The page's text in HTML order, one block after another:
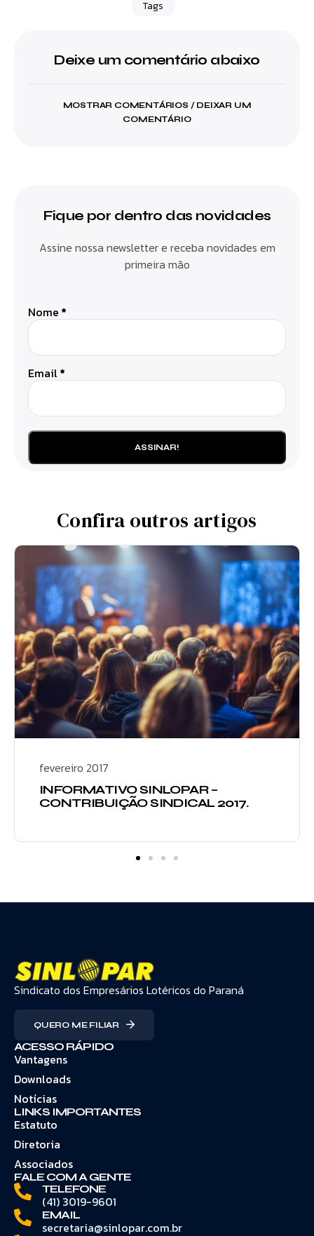
Tags
Deixe um comentário abaixo
MOSTRAR COMENTÁRIOS / DEIXAR UM
COMENTÁRIO
Fique por dentro das novidades
Assine nossa newsletter e receba novidades em
primeira mão
Nome *
Email*
Confira outros artigos
fevereiro 2017
INFORMATIVO SINLOPAR –
CONTRIBUIÇÃO SINDICAL 2017.
Sindicato dos Empresários Lotéricos do Paraná
QUERO ME FILIAR
ACESSO RÁPIDO
Vantagens
Downloads
Notícias
LINKS IMPORTANTES
Estatuto
Diretoria
Associados
FALE COM A GENTE
TELEFONE
(41) 3019-9601
EMAIL
secretaria@sinlopar.com.br